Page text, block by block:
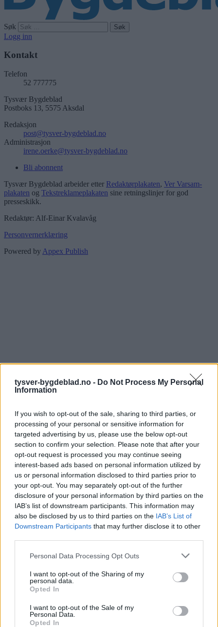
tysver-bygdeblad.no - Do Not Process My Personal
Information
If you wish to opt-out of the sale, sharing to third parties, or
processing of your personal or sensitive information for
targeted advertising by us, please use the below opt-out
section to confirm your selection. Please note that after your
opt-out request is processed you may continue seeing
interest-based ads based on personal information utilized by
us or personal information disclosed to third parties prior to
your opt-out. You may separately opt-out of the further
disclosure of your personal information by third parties on the
IAB’s list of downstream participants. This information may
also be disclosed by us to third parties on the IAB’s List of
Downstream Participants that may further disclose it to other
Personal Data Processing Opt Outs
I want to opt-out of the Sharing of my
personal data.
Opted In
I want to opt-out of the Sale of my
Personal Data.
Opted In
Søk
Logg inn
Kontakt
Telefon
52 777775
Tysvær Bygdeblad
Postboks 13, 5575 Aksdal
Redaksjon
post@tysver-bygdeblad.no
Administrasjon
irene.oerke@tysver-bygdeblad.no
Bli abonnent
Tysvær Bygdeblad arbeider etter Redaktørplakaten, Ver Varsam-
plakaten og Tekstreklameplakaten sine retningslinjer for god
presseskikk.
Redaktør: Alf-Einar Kvalavåg
Personvernerklæring
Powered by Appex Publish